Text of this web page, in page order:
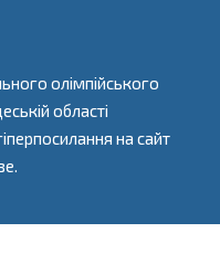
олімпійського
області
на сайт